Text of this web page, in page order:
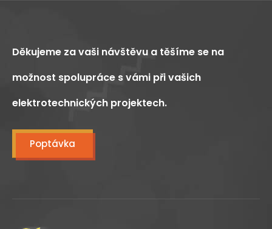
Děkujeme za vaši návštěvu a těšíme se na
možnost spolupráce s vámi při vašich
elektrotechnických projektech.
Poptávka